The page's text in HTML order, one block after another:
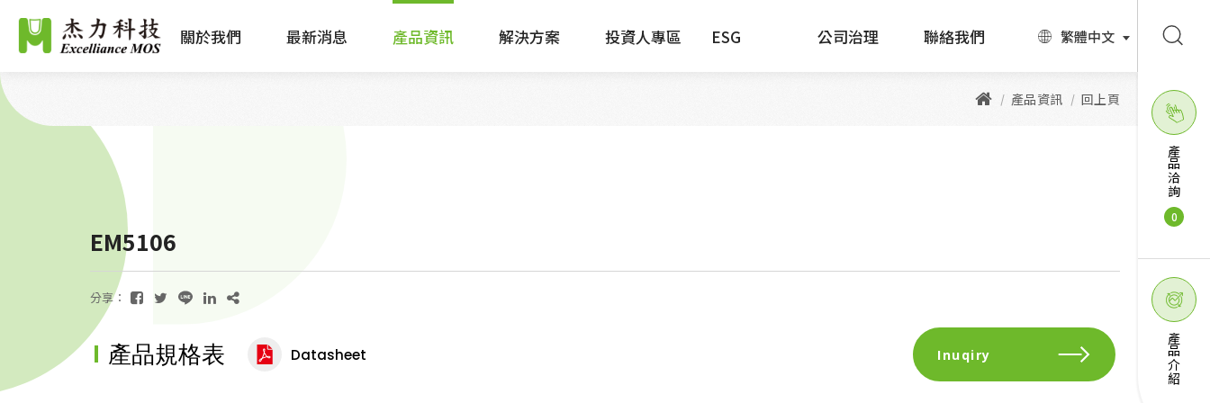
關於我們 最新消息 產品資訊 解決方案 投資人專區 ESG 公司治理 聯絡我們 繁體中文
產品洽詢
0
產品介紹
產品資訊 回上頁
EM5106
分享：
產品規格表 Datasheet Inuqiry